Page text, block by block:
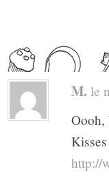
M. le
Oooh,
Kisses
http://